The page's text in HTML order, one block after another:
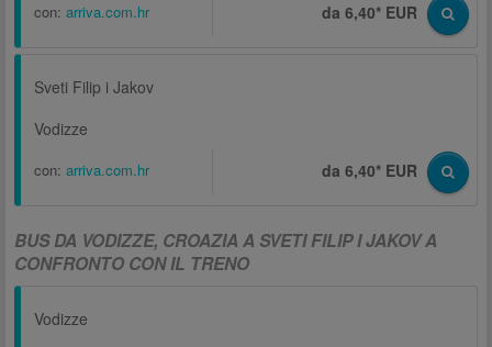
con: arriva.com.hr da 6,40* EUR
Sveti Filip i Jakov
Vodizze
con: arriva.com.hr da 6,40* EUR
BUS DA VODIZZE, CROAZIA A SVETI FILIP I JAKOV A
CONFRONTO CON IL TRENO
Vodizze